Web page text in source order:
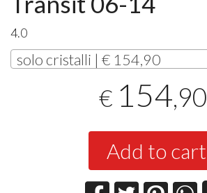
4.0
solo cristalli | € 154,90
€ 154,90
Add to cart